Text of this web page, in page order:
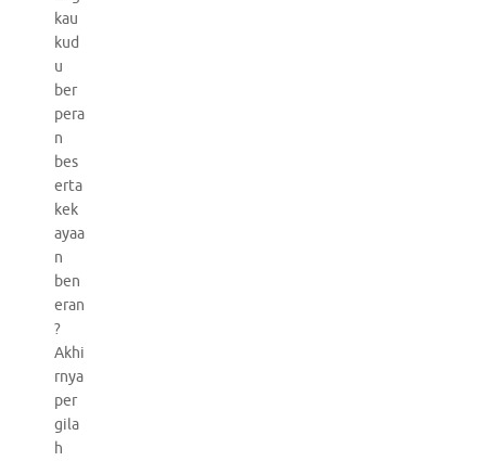
kau
kud
u
ber
pera
n
bes
erta
kek
ayaa
n
ben
eran
?
Akhi
rnya
per
gila
h